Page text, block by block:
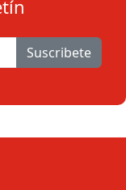
Suscribete